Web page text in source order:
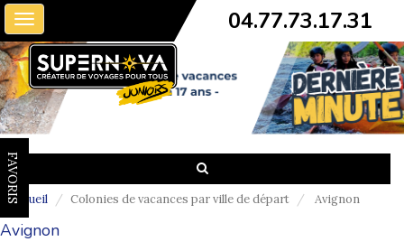
Toggle
navigation
04.77.73.17.31
FAVORIS
Accueil Colonies de vacances par ville de départ Avignon
Avignon